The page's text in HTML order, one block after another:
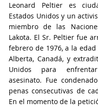
Leonard Peltier es
Estados Unidos y un
miembro de las
Lakota. El Sr. Peltier fue
febrero de 1976, a la edad
Alberta, Canadá, y
Unidos para
asesinato. Fue
penas consecutivas de
En el momento de la